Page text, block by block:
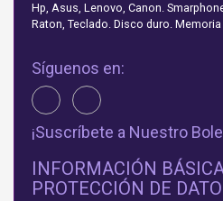
Hp, Asus, Lenovo, Canon.
Raton, Teclado. Disco duro.
Síguenos en:
¡Suscríbete a Nuestro
INFORMACIÓN
PROTECCIÓN DE